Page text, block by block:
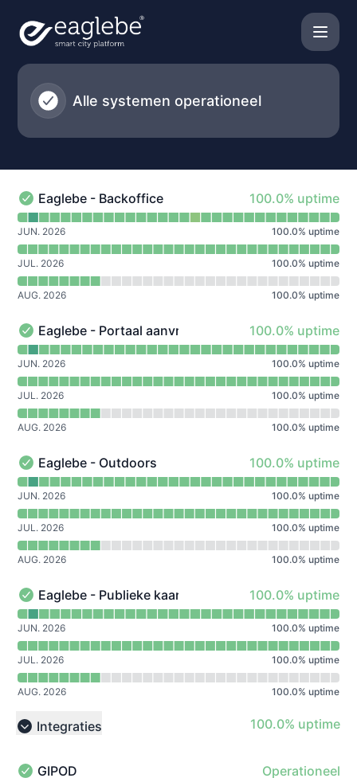
Alle systemen operationeel
Eaglebe - Backoffice - Operationeel
Eaglebe - Backoffice 100% - uptime
100.0% uptime
Uptimegrafiek lezen voor Eaglebe - Backoffice
JUN. 2026 100.0% uptime
JUL. 2026 100.0% uptime
AUG. 2026 100.0% uptime
Eaglebe - Portaal aanvrager - Operationeel
Eaglebe - Portaal aanvrager 100% - uptime
100.0% uptime
Uptimegrafiek lezen voor Eaglebe - Portaal aanvrager
JUN. 2026 100.0% uptime
JUL. 2026 100.0% uptime
AUG. 2026 100.0% uptime
Eaglebe - Outdoors - Operationeel
Eaglebe - Outdoors 100% - uptime
100.0% uptime
Uptimegrafiek lezen voor Eaglebe - Outdoors
JUN. 2026 100.0% uptime
JUL. 2026 100.0% uptime
AUG. 2026 100.0% uptime
Eaglebe - Publieke kaart - Operationeel
Eaglebe - Publieke kaart 100% - uptime
100.0% uptime
Uptimegrafiek lezen voor Eaglebe - Publieke kaart
JUN. 2026 100.0% uptime
JUL. 2026 100.0% uptime
AUG. 2026 100.0% uptime
Collapse group
Integraties 100% - uptime
100.0% uptime
GIPOD Operationeel